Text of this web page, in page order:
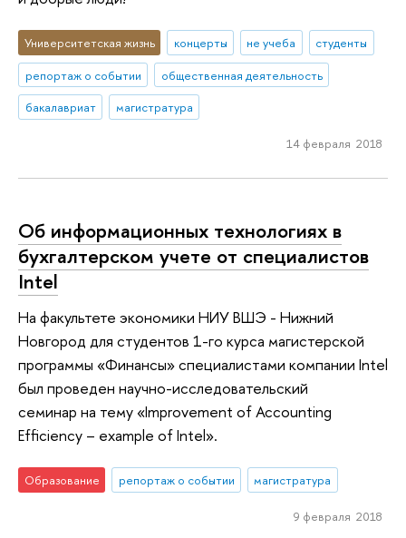
Университетская жизнь концерты не учеба
студенты
репортаж о событии
общественная деятельность
бакалавриат
магистратура
14 февраля 2018
Об информационных технологиях в
бухгалтерском учете от специалистов
Intel
На факультете экономики НИУ ВШЭ - Нижний
Новгород для студентов 1-го курса магистерской
программы «Финансы» специалистами компании Intel
был проведен научно-исследовательский
семинар на тему «Improvement of Accounting
Efficiency – example of Intel».
Образование репортаж о событии магистратура
9 февраля 2018